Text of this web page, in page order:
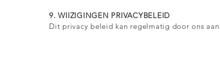
9. WIIZIGINGEN PRIVACYBELEID
Dit privacy beleid kan regelmatig door ons